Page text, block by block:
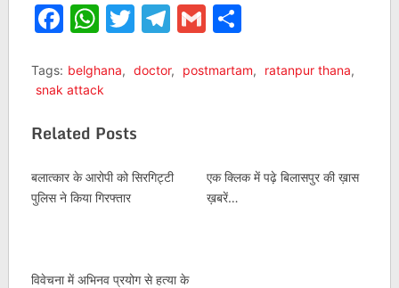
Facebook
WhatsApp
Twitter
Telegram
GmailShare
Tags: belghana, doctor, postmartam, ratanpur thana,
snak attack
Related Posts
बलात्कार के आरोपी को सिरगिट्टी
पुलिस ने किया गिरफ्तार
एक क्लिक में पढ़े बिलासपुर की ख़ास
ख़बरें…
विवेचना में अभिनव प्रयोग से हत्या के